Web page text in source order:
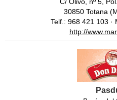
30850 Totana
Telf.: 968 421 103 ·
http://